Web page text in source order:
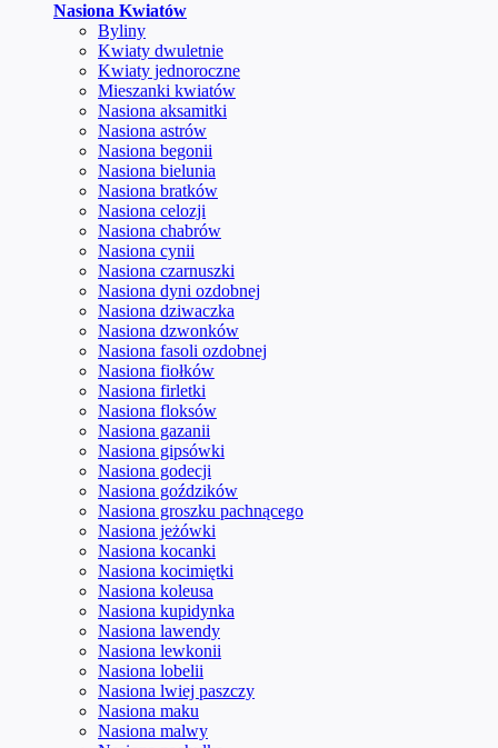
Nasiona Kwiatów
Byliny
Kwiaty dwuletnie
Kwiaty jednoroczne
Mieszanki kwiatów
Nasiona aksamitki
Nasiona astrów
Nasiona begonii
Nasiona bielunia
Nasiona bratków
Nasiona celozji
Nasiona chabrów
Nasiona cynii
Nasiona czarnuszki
Nasiona dyni ozdobnej
Nasiona dziwaczka
Nasiona dzwonków
Nasiona fasoli ozdobnej
Nasiona fiołków
Nasiona firletki
Nasiona floksów
Nasiona gazanii
Nasiona gipsówki
Nasiona godecji
Nasiona goździków
Nasiona groszku pachnącego
Nasiona jeżówki
Nasiona kocanki
Nasiona kocimiętki
Nasiona koleusa
Nasiona kupidynka
Nasiona lawendy
Nasiona lewkonii
Nasiona lobelii
Nasiona lwiej paszczy
Nasiona maku
Nasiona malwy